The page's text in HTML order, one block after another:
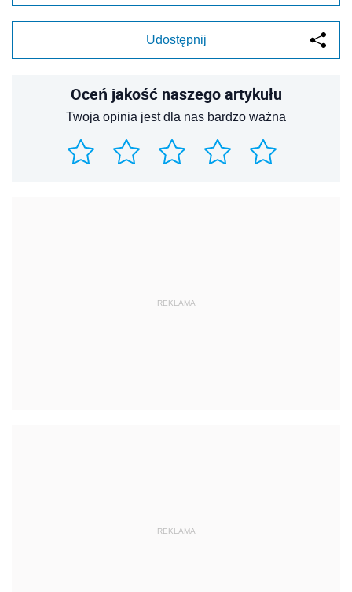
Udostępnij
Oceń jakość naszego artykułu
Twoja opinia jest dla nas bardzo ważna
REKLAMA
REKLAMA